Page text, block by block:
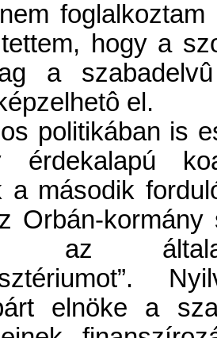
hogy a
a
el.
politikában is
érdekalapú
a második
Orbán-kormány
az
elnöke a